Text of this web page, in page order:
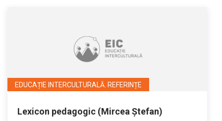
EDUCAȚIE INTERCULTURALĂ. REFERINȚE
Lexicon pedagogic (Mircea Ştefan)